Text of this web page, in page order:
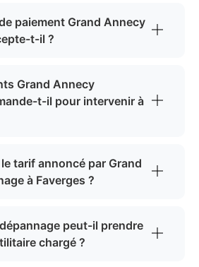
paiement Grand Annecy
t-il ?
Grand Annecy
t-il pour intervenir à
tarif annoncé par Grand
à Faverges ?
peut-il prendre
chargé ?